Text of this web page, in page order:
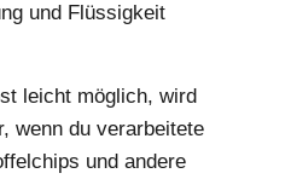
und Flüssigkeit
leicht möglich, wird
wenn du verarbeitete
und andere